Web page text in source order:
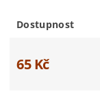
Dostupnost
65 Kč